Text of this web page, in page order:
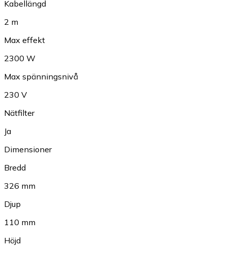
Kabellängd
2 m
Max effekt
2300 W
Max spänningsnivå
230 V
Nätfilter
Ja
Dimensioner
Bredd
326 mm
Djup
110 mm
Höjd